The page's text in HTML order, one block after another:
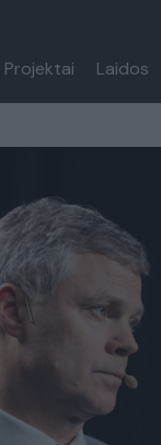
Projektai Laidos